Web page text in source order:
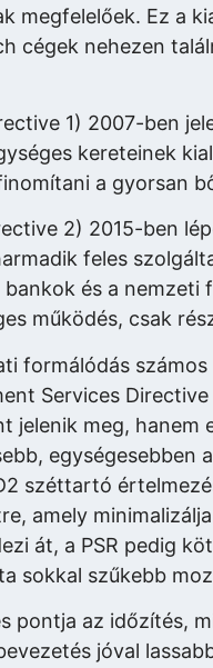
megfelelőek. Ez a
cégek nehezen
1) 2007-ben
kereteinek
a gyorsan
2) 2015-ben
feles
és a
működés, csak
formálódás
Services
jelenik meg,
egységesebben
széttartó
amely
át, a PSR pedig
sokkal szűkebb
pontja az időzítés,
jóval